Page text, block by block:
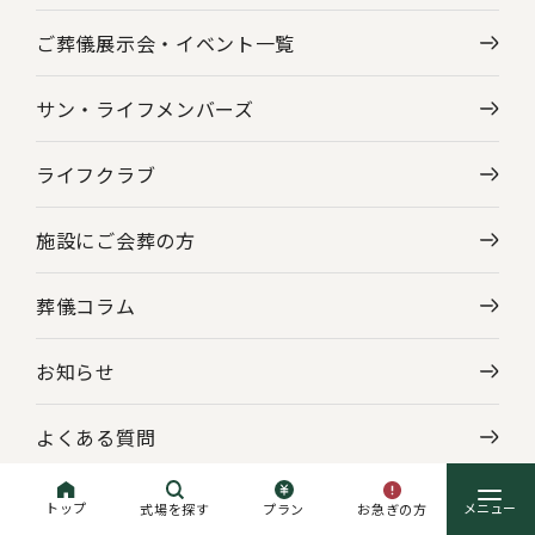
トップ 式場を探す プラン お急ぎの方
ご葬儀展示会・ イベント一覧
サン・ライフメンバーズ
ライフクラブ
施設にご会葬の方
葬儀コラム
お知らせ
よくある質問
企業情報